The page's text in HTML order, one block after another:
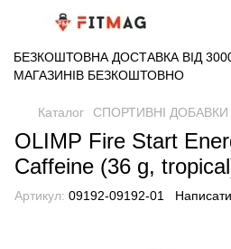
БЕЗКОШТОВНА ДОСТАВКА ВІД
МАГАЗИНІВ БЕЗКОШТОВНО
Каталог СПОРТИВНІ ДОБАВКИ
OLIMP Fire Start
Caffeine (36 g,
Артикул: 09192-09192-01 Написати